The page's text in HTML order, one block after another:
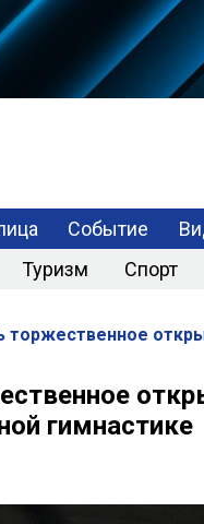
Событие
Туризм Спорт
торжественное
гимнастике